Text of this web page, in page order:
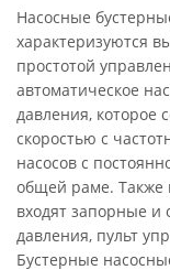
Насосные
характеризуются
простотой
автоматическое
давления, которое
скоростью с
насосов с
общей раме. Также
входят запорные и
давления, пульт
Бустерные